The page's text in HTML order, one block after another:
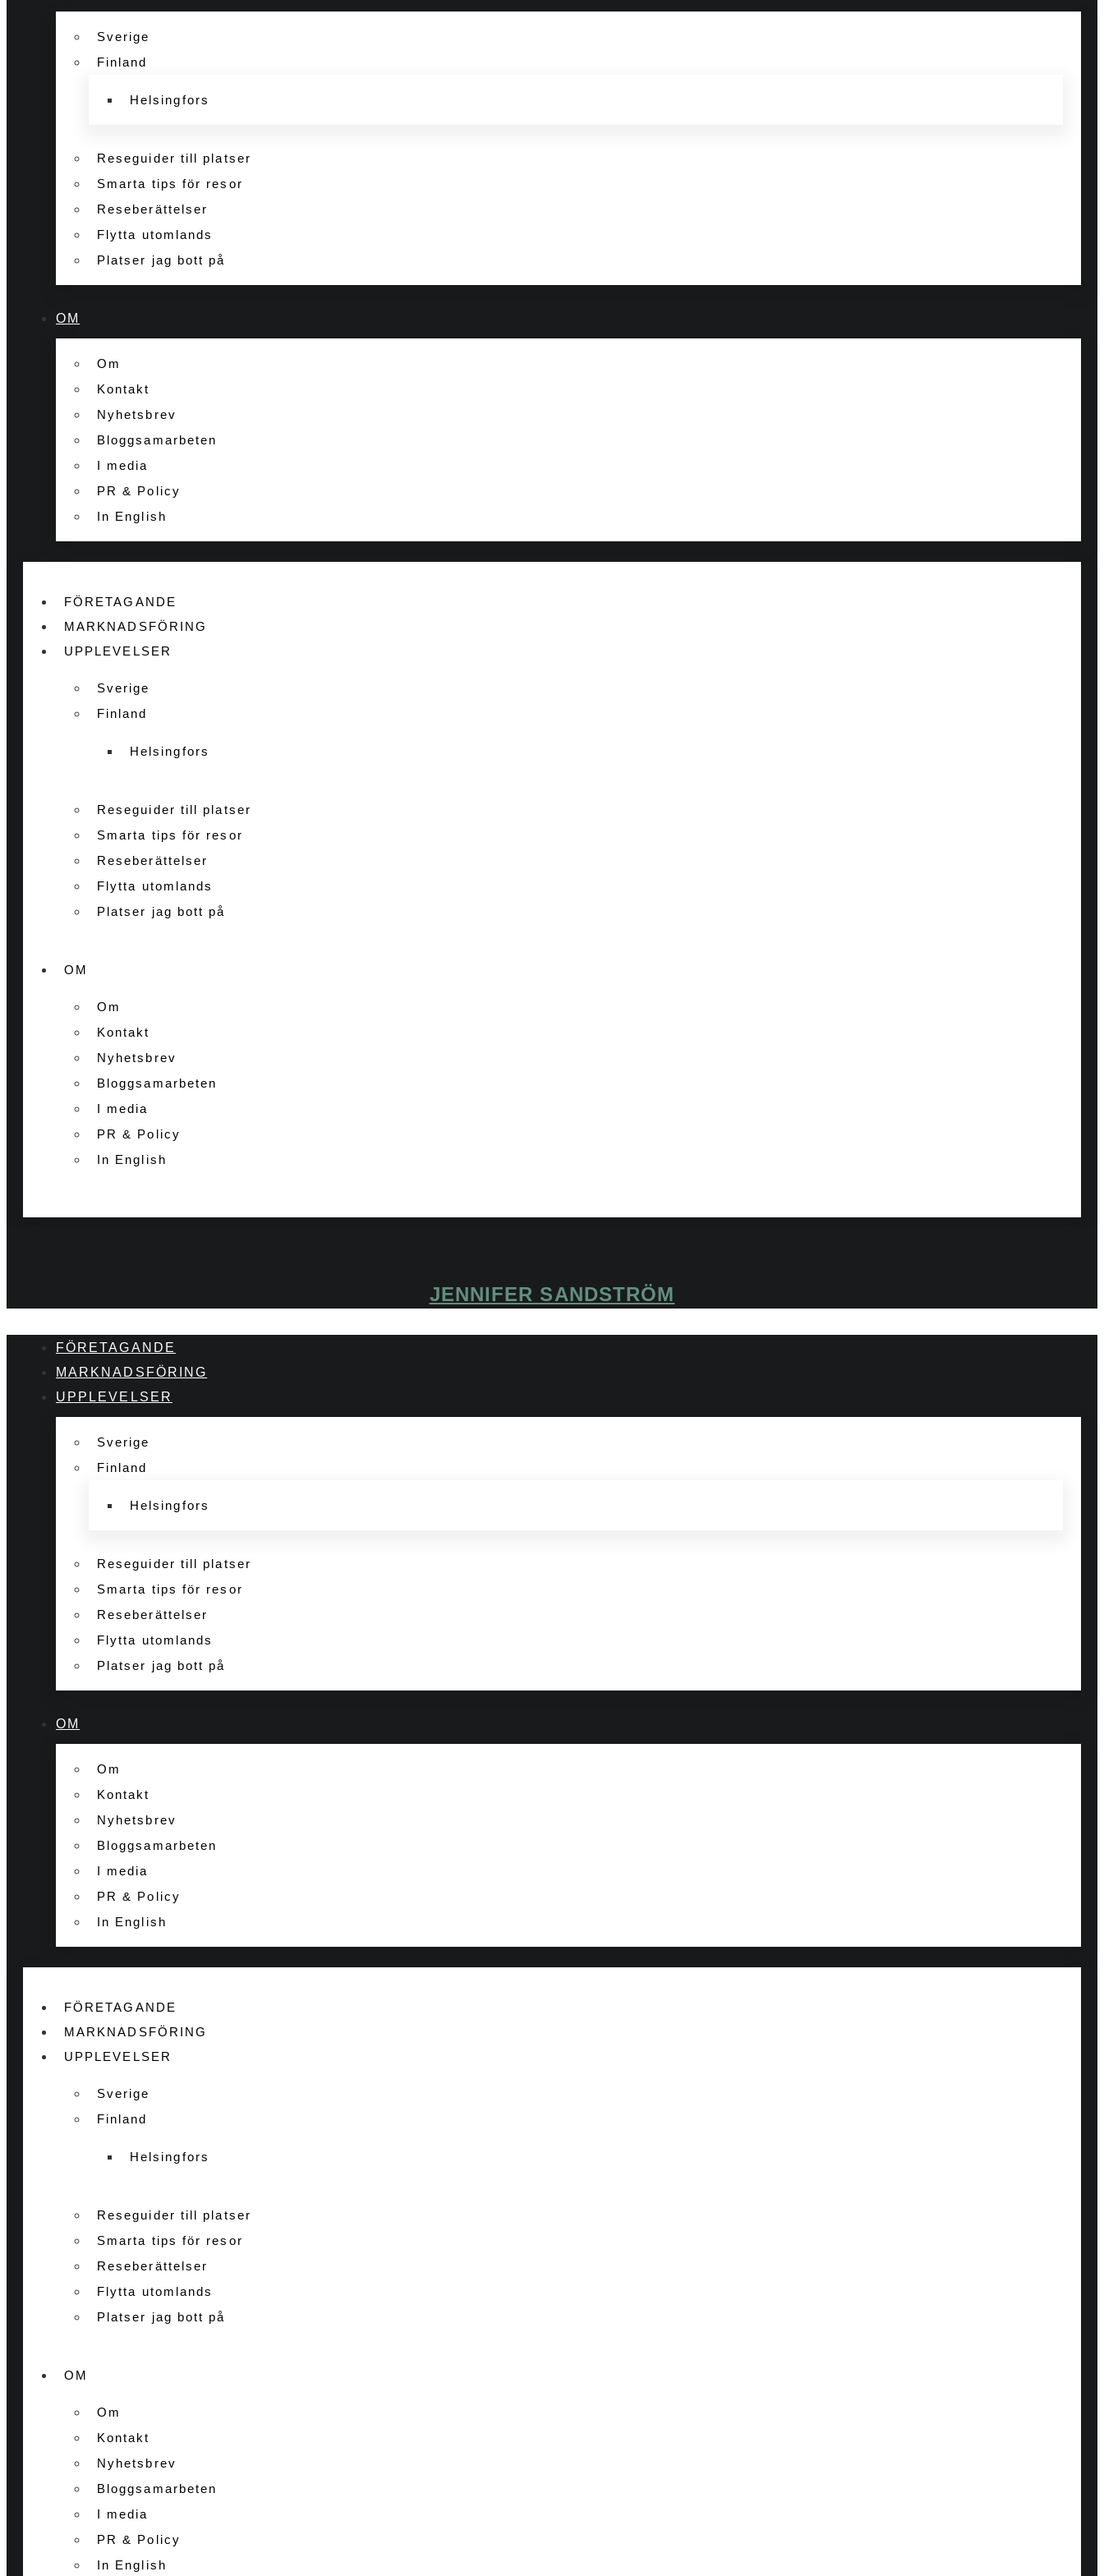
Sverige
Finland
Helsingfors
Reseguider till platser
Smarta tips för resor
Reseberättelser
Flytta utomlands
Platser jag bott på
OM
Om
Kontakt
Nyhetsbrev
Bloggsamarbeten
I media
PR & Policy
In English
FÖRETAGANDE
MARKNADSFÖRING
UPPLEVELSER
Sverige
Finland
Helsingfors
Reseguider till platser
Smarta tips för resor
Reseberättelser
Flytta utomlands
Platser jag bott på
OM
Om
Kontakt
Nyhetsbrev
Bloggsamarbeten
I media
PR & Policy
In English
JENNIFER SANDSTRÖM
FÖRETAGANDE
MARKNADSFÖRING
UPPLEVELSER
Sverige
Finland
Helsingfors
Reseguider till platser
Smarta tips för resor
Reseberättelser
Flytta utomlands
Platser jag bott på
OM
Om
Kontakt
Nyhetsbrev
Bloggsamarbeten
I media
PR & Policy
In English
FÖRETAGANDE
MARKNADSFÖRING
UPPLEVELSER
Sverige
Finland
Helsingfors
Reseguider till platser
Smarta tips för resor
Reseberättelser
Flytta utomlands
Platser jag bott på
OM
Om
Kontakt
Nyhetsbrev
Bloggsamarbeten
I media
PR & Policy
In English